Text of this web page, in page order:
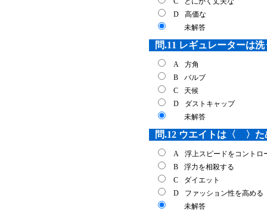
D
高価な
未解答
問.11 レギュレーターは
A
方角
B
バルブ
C
天候
D
ダストキャップ
未解答
問.12 ウエイトは〈 〉た
A
浮上スピードをコントロ
B
浮力を相殺する
C
ダイエット
D
ファッション性を高める
未解答